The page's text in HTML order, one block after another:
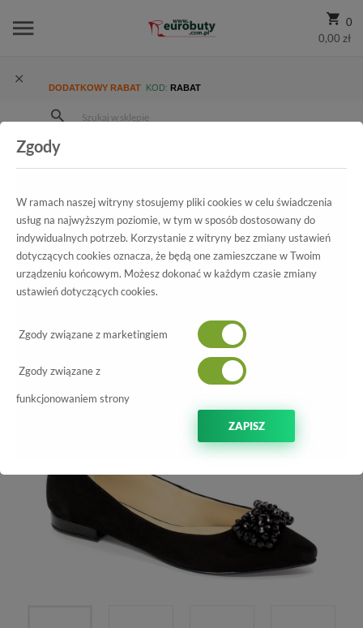
0
0,00 zł
DODATKOWY RABAT KOD: RABAT
Damskie
Baleriny
Wszystkie produkty
04419-0106-01-588 Czarny zamsz
Zgody
W ramach naszej witryny stosujemy pliki cookies w celu świadczenia
usług na najwyższym poziomie, w tym w sposób dostosowany do
indywidualnych potrzeb. Korzystanie z witryny bez zmiany ustawień
dotyczących cookies oznacza, że będą one zamieszczane w Twoim
urządzeniu końcowym. Możesz dokonać w każdym czasie zmiany
ustawień dotyczących cookies.
Zgody związane z marketingiem
Zgody związane z
funkcjonowaniem strony
ZAPISZ